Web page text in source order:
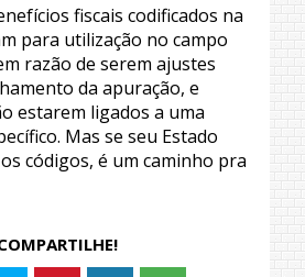
fiscais codificados na
para utilização no campo
razão de serem ajustes
da apuração, e
estarem ligados a uma
Mas se seu Estado
códigos, é um caminho pra